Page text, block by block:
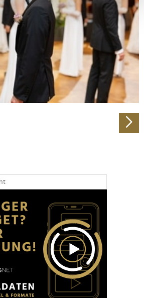
wie Ihre persönlichen Daten
legen Sie Ihre Präferenzen im
fest.
um Inhalte und Anzeigen zu
für soziale Medien anbieten
auf unsere Website zu
geben wir Informationen zu Ihrer
Website an unsere Partner für
und Analysen weiter. Unsere
Informationen möglicherweise mit